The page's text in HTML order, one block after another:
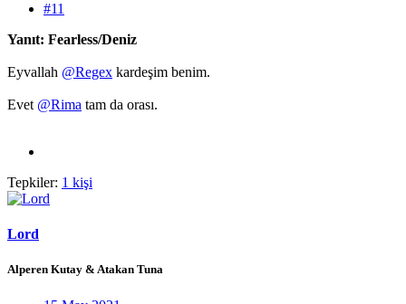
#11
Yanıt: Fearless/Deniz
Eyvallah @Regex kardeşim benim.
Evet @Rima tam da orası.
Tepkiler: 1 kişi
Lord
Alperen Kutay & Atakan Tuna